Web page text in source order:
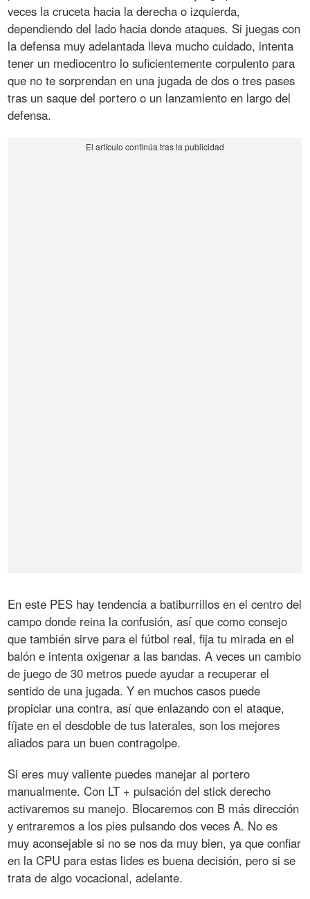
veces la cruceta hacia la derecha o izquierda,
dependiendo del lado hacia donde ataques. Si juegas con
la defensa muy adelantada lleva mucho cuidado, intenta
tener un mediocentro lo suficientemente corpulento para
que no te sorprendan en una jugada de dos o tres pases
tras un saque del portero o un lanzamiento en largo del
defensa.
En este PES hay tendencia a batiburrillos en el centro del
campo donde reina la confusión, así que como consejo
que también sirve para el fútbol real, fija tu mirada en el
balón e intenta oxigenar a las bandas. A veces un cambio
de juego de 30 metros puede ayudar a recuperar el
sentido de una jugada. Y en muchos casos puede
propiciar una contra, así que enlazando con el ataque,
fíjate en el desdoble de tus laterales, son los mejores
aliados para un buen contragolpe.
Si eres muy valiente puedes manejar al portero
manualmente. Con LT + pulsación del stick derecho
activaremos su manejo. Blocaremos con B más dirección
y entraremos a los pies pulsando dos veces A. No es
muy aconsejable si no se nos da muy bien, ya que confiar
en la CPU para estas lides es buena decisión, pero si se
trata de algo vocacional, adelante.